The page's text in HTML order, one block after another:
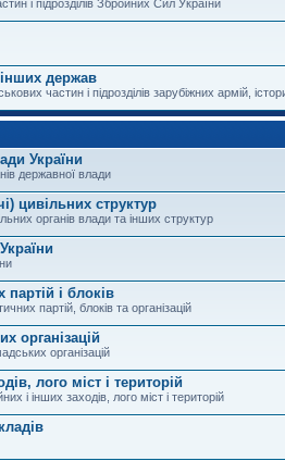
і підрозділів Збройних Сил України
держав
частин і підрозділів зарубіжних армій,
України
державної влади
цивільних структур
органів влади та інших структур
і блоків
партій, блоків та організацій
організацій
організацій
лого міст і територій
і інших заходів, лого міст і територій